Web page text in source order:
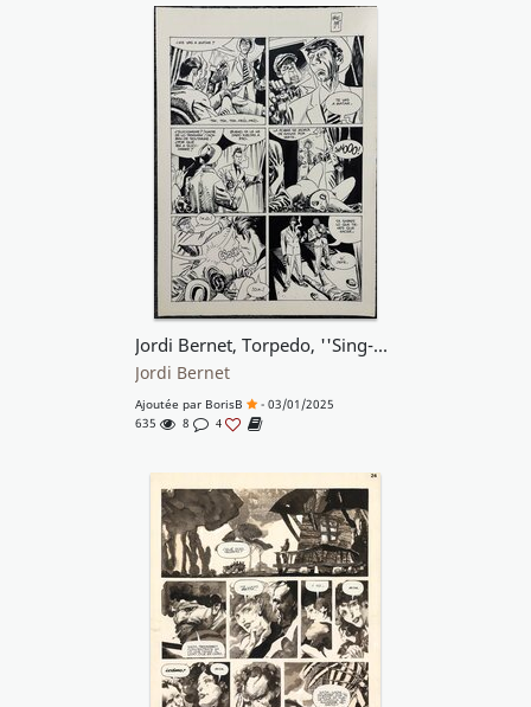
Jordi Bernet, Torpedo, ''Sing-Sing blues'', pl.10
Jordi Bernet
Ajoutée par BorisB
- 03/01/2025
635
8 4